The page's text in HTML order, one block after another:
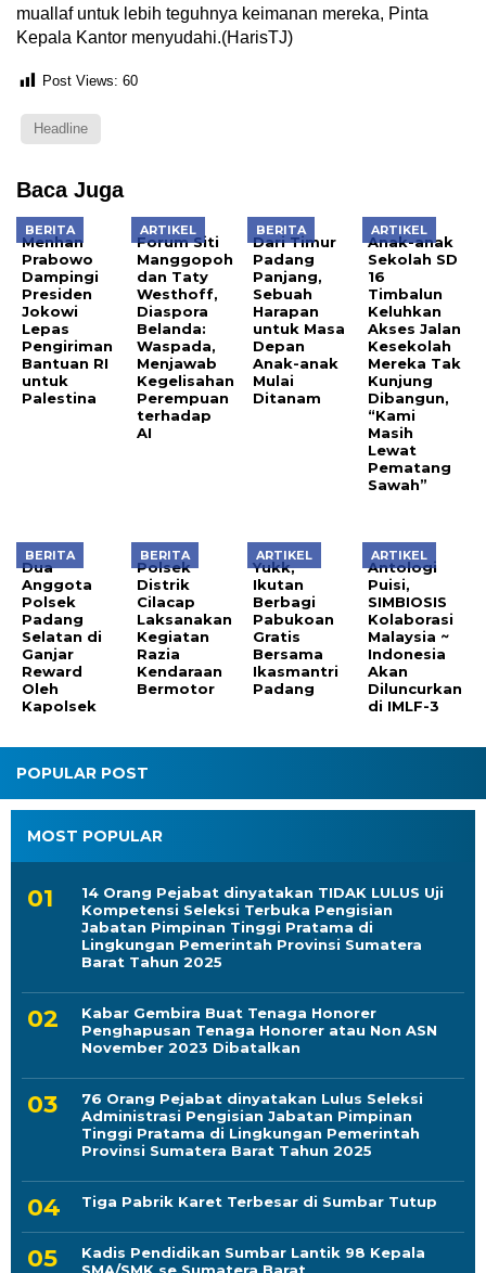
muallaf untuk lebih teguhnya keimanan mereka, Pinta
Kepala Kantor menyudahi.(HarisTJ)
Post Views: 60
Headline
Baca Juga
BERITA
Menhan
Prabowo
Dampingi
Presiden
Jokowi
Lepas
Pengiriman
Bantuan RI
untuk
Palestina
ARTIKEL
Forum Siti
Manggopoh
dan Taty
Westhoff,
Diaspora
Belanda:
Waspada,
Menjawab
Kegelisahan
Perempuan
terhadap
AI
BERITA
Dari Timur
Padang
Panjang,
Sebuah
Harapan
untuk Masa
Depan
Anak-anak
Mulai
Ditanam
ARTIKEL
Anak-anak
Sekolah SD
16
Timbalun
Keluhkan
Akses Jalan
Kesekolah
Mereka Tak
Kunjung
Dibangun,
“Kami
Masih
Lewat
Pematang
Sawah”
BERITA
Dua
Anggota
Polsek
Padang
Selatan di
Ganjar
Reward
Oleh
Kapolsek
BERITA
Polsek
Distrik
Cilacap
Laksanakan
Kegiatan
Razia
Kendaraan
Bermotor
ARTIKEL
Yukk,
Ikutan
Berbagi
Pabukoan
Gratis
Bersama
Ikasmantri
Padang
ARTIKEL
Antologi
Puisi,
SIMBIOSIS
Kolaborasi
Malaysia ~
Indonesia
Akan
Diluncurkan
di IMLF-3
POPULAR POST
MOST POPULAR
14 Orang Pejabat dinyatakan TIDAK LULUS Uji
Kompetensi Seleksi Terbuka Pengisian
Jabatan Pimpinan Tinggi Pratama di
Lingkungan Pemerintah Provinsi Sumatera
Barat Tahun 2025
Kabar Gembira Buat Tenaga Honorer
Penghapusan Tenaga Honorer atau Non ASN
November 2023 Dibatalkan
76 Orang Pejabat dinyatakan Lulus Seleksi
Administrasi Pengisian Jabatan Pimpinan
Tinggi Pratama di Lingkungan Pemerintah
Provinsi Sumatera Barat Tahun 2025
Tiga Pabrik Karet Terbesar di Sumbar Tutup
Kadis Pendidikan Sumbar Lantik 98 Kepala